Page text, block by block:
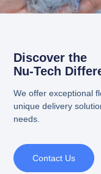
Discover the
Nu-Tech
We offer exceptional
unique delivery
needs.
Contact Us